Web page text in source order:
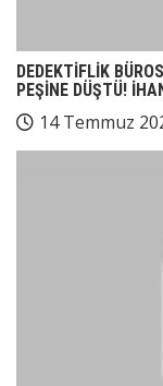
DEDEKTİFLİK
PEŞİNE DÜŞTÜ!
14 Temmuz